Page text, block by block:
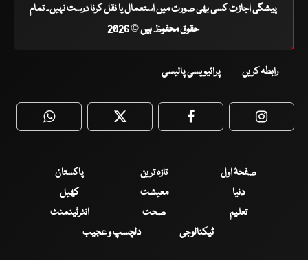
پیشگی اجازت کسی بھی صورت میں استعمال یا نقل کرنا درست نہیں۔ تمام
حقوق محفوظ ہیں © 2026
رابطہ کریں پرائیویسی پالیسی
WhatsApp Twitter Facebook
صفحۂ اول تازہ ترین
پاکستان
دنیا
معیشت
کھیل
تعلیم
صحت
انٹرٹینمنٹ
ٹیکنالوجی
دلچسپ و عجیب